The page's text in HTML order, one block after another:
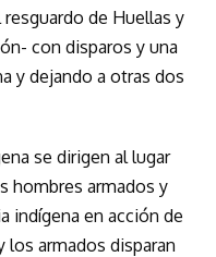
de Huellas y
con disparos y una
y dejando a otras dos
se dirigen al lugar
hombres armados y
indígena en acción de
armados disparan